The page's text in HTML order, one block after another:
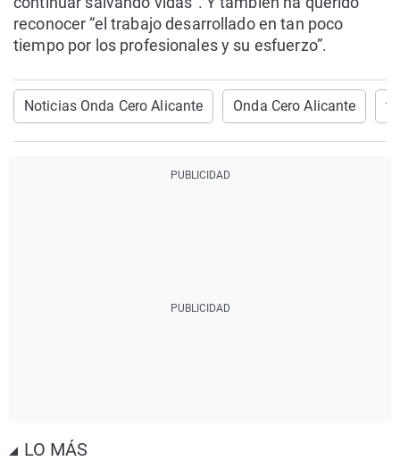
reconocer “el trabajo desarrollado en tan poco
tiempo por los profesionales y su esfuerzo”.
Noticias Onda Cero Alicante Onda Cero Alicante
LO MÁS